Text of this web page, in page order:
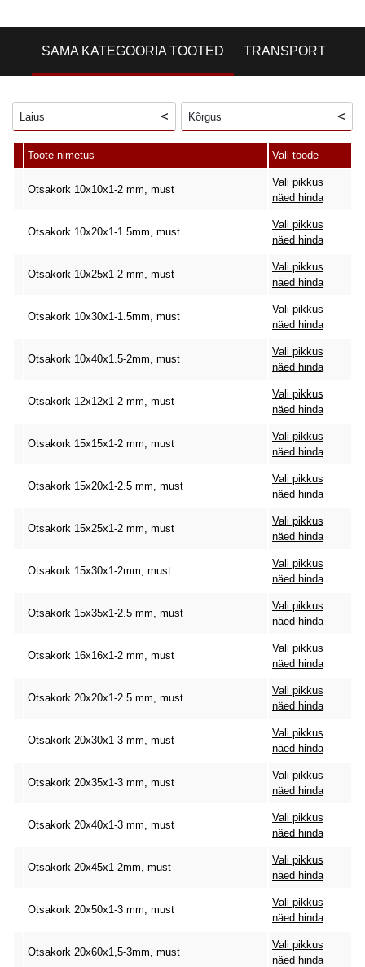
SAMA KATEGOORIA TOOTED TRANSPORT
Laius Kõrgus
Toote nimetus Vali toode
Otsakork 10x10x1-2 mm, must
Vali pikkus
näed hinda
Otsakork 10x20x1-1.5mm, must
Vali pikkus
näed hinda
Otsakork 10x25x1-2 mm, must
Vali pikkus
näed hinda
Otsakork 10x30x1-1.5mm, must
Vali pikkus
näed hinda
Otsakork 10x40x1.5-2mm, must
Vali pikkus
näed hinda
Otsakork 12x12x1-2 mm, must
Vali pikkus
näed hinda
Otsakork 15x15x1-2 mm, must
Vali pikkus
näed hinda
Otsakork 15x20x1-2.5 mm, must
Vali pikkus
näed hinda
Otsakork 15x25x1-2 mm, must
Vali pikkus
näed hinda
Otsakork 15x30x1-2mm, must
Vali pikkus
näed hinda
Otsakork 15x35x1-2.5 mm, must
Vali pikkus
näed hinda
Otsakork 16x16x1-2 mm, must
Vali pikkus
näed hinda
Otsakork 20x20x1-2.5 mm, must
Vali pikkus
näed hinda
Otsakork 20x30x1-3 mm, must
Vali pikkus
näed hinda
Otsakork 20x35x1-3 mm, must
Vali pikkus
näed hinda
Otsakork 20x40x1-3 mm, must
Vali pikkus
näed hinda
Otsakork 20x45x1-2mm, must
Vali pikkus
näed hinda
Otsakork 20x50x1-3 mm, must
Vali pikkus
näed hinda
Otsakork 20x60x1,5-3mm, must
Vali pikkus
näed hinda